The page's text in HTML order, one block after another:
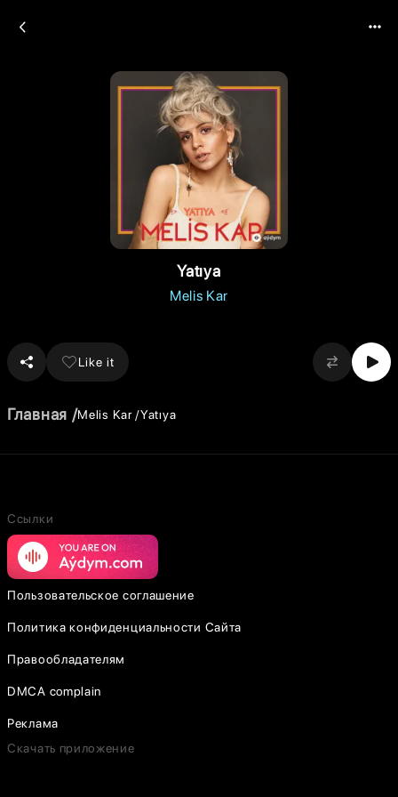
Yatıya
Melis Kar
Like it
Главная Melis Kar Yatıya
Ссылки
Пользовательское соглашение
Политика конфиденциальности Сайта
Правообладателям
DMCA complain
Реклама
Скачать приложение